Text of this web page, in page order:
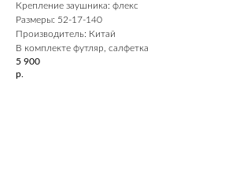
Крепление заушника: флекс
Размеры: 52-17-140
Производитель: Китай
В комплекте футляр, салфетка
5 900
р.